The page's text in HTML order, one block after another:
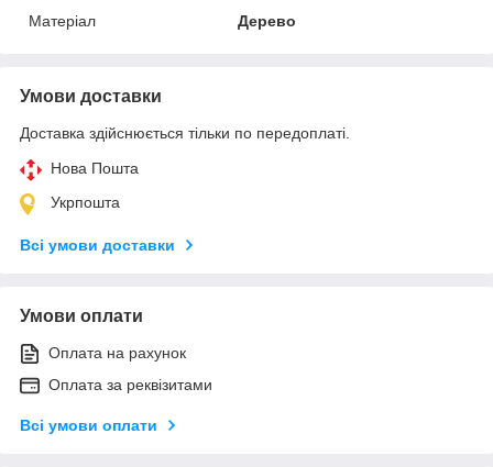
Матеріал
Дерево
Умови доставки
Доставка здійснюється тільки по передоплаті.
Нова Пошта
Укрпошта
Всі умови доставки
Умови оплати
Оплата на рахунок
Оплата за реквізитами
Всі умови оплати